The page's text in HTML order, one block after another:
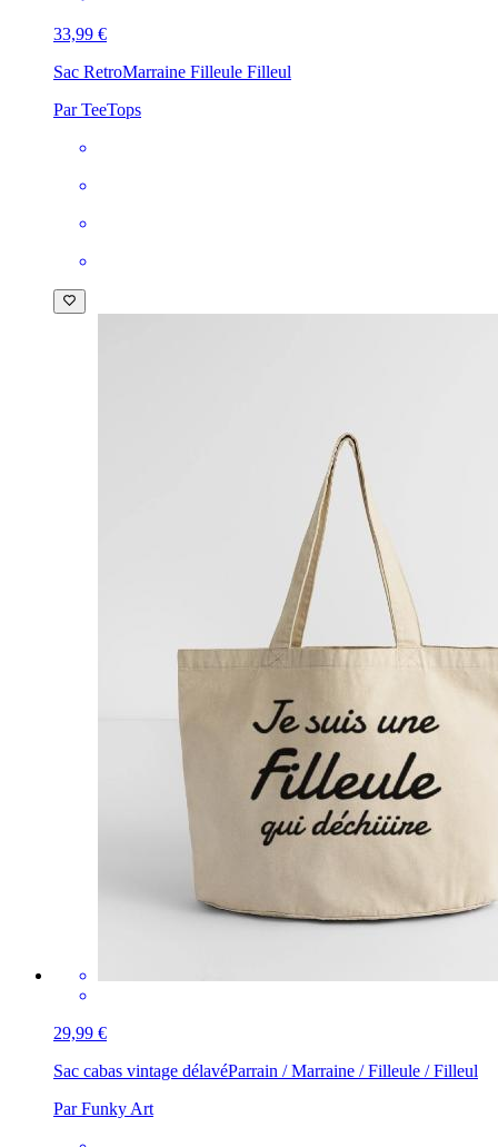
33,99 €
Sac RetroMarraine Filleule Filleul
Par TeeTops
29,99 €
Sac cabas vintage délavéParrain / Marraine / Filleule / Filleul
Par Funky Art